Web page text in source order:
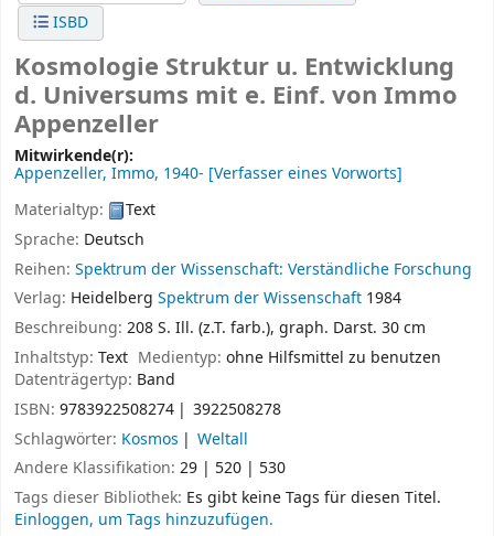
ISBD
Kosmologie Struktur u. Entwicklung
d. Universums mit e. Einf. von Immo
Appenzeller
Mitwirkende(r):
Appenzeller, Immo, 1940- [Verfasser eines Vorworts]
Materialtyp:
Text
Sprache: Deutsch
Reihen: Spektrum der Wissenschaft: Verständliche Forschung
Verlag: Heidelberg Spektrum der Wissenschaft 1984
Beschreibung: 208 S. Ill. (z.T. farb.), graph. Darst. 30 cm
Inhaltstyp: Text Medientyp:ohne Hilfsmittel zu benutzen
Datenträgertyp: Band
ISBN: 9783922508274
3922508278
Schlagwörter: Kosmos
Weltall
Andere Klassifikation: 29 | 520 | 530
Tags dieser Bibliothek: Es gibt keine Tags für diesen Titel.
Einloggen, um Tags hinzuzufügen.